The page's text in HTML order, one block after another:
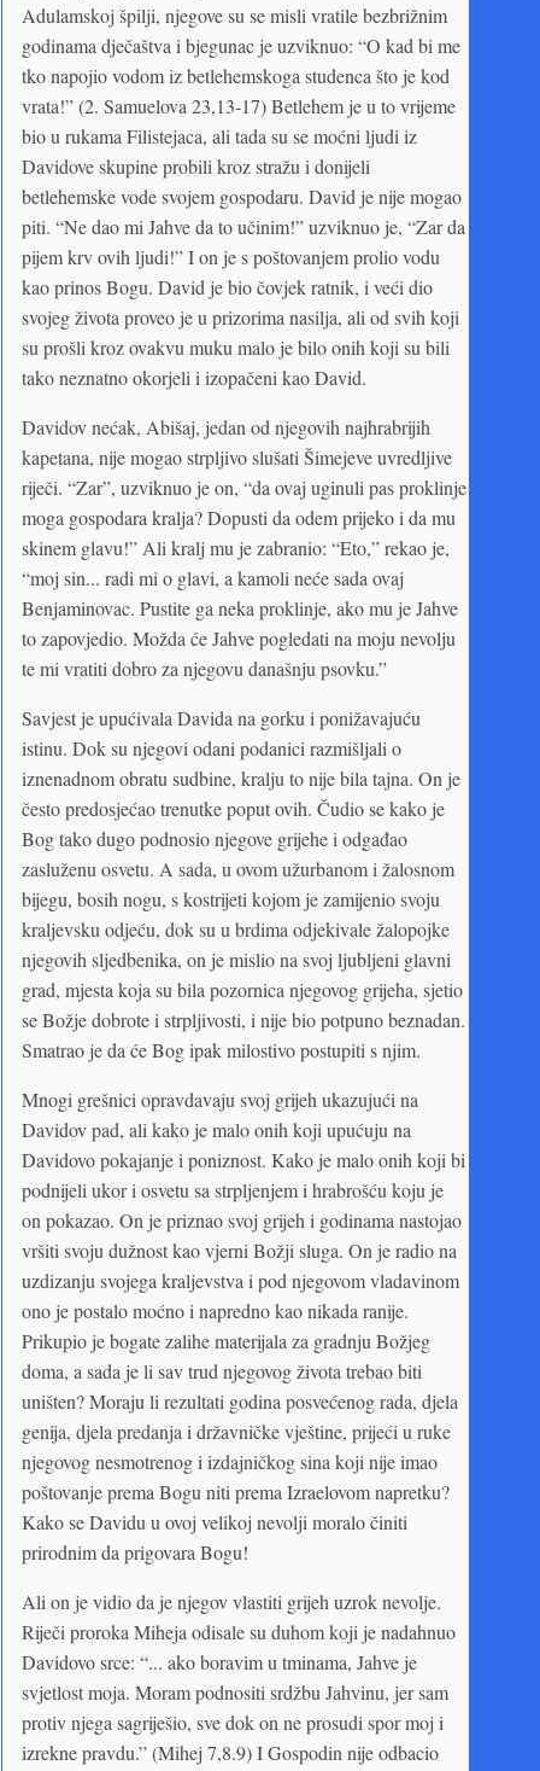
Adulamskoj špilji, njegove su se misli vratile bezbrižnim
godinama dječaštva i bjegunac je uzviknuo: “O kad bi me
tko napojio vodom iz betlehemskoga studenca što je kod
vrata!” (2. Samuelova 23,13-17) Betlehem je u to vrijeme
bio u rukama Filistejaca, ali tada su se moćni ljudi iz
Davidove skupine probili kroz stražu i donijeli
betlehemske vode svojem gospodaru. David je nije mogao
piti. “Ne dao mi Jahve da to učinim!” uzviknuo je, “Zar da
pijem krv ovih ljudi!” I on je s poštovanjem prolio vodu
kao prinos Bogu. David je bio čovjek ratnik, i veći dio
svojeg života proveo je u prizorima nasilja, ali od svih koji
su prošli kroz ovakvu muku malo je bilo onih koji su bili
tako neznatno okorjeli i izopačeni kao David.
Davidov nećak, Abišaj, jedan od njegovih najhrabrijih
kapetana, nije mogao strpljivo slušati Šimejeve uvredljive
riječi. “Zar”, uzviknuo je on, “da ovaj uginuli pas proklinje
moga gospodara kralja? Dopusti da odem prijeko i da mu
skinem glavu!” Ali kralj mu je zabranio: “Eto,” rekao je,
“moj sin... radi mi o glavi, a kamoli neće sada ovaj
Benjaminovac. Pustite ga neka proklinje, ako mu je Jahve
to zapovjedio. Možda će Jahve pogledati na moju nevolju
te mi vratiti dobro za njegovu današnju psovku.”
Savjest je upućivala Davida na gorku i ponižavajuću
istinu. Dok su njegovi odani podanici razmišljali o
iznenadnom obratu sudbine, kralju to nije bila tajna. On je
često predosjećao trenutke poput ovih. Čudio se kako je
Bog tako dugo podnosio njegove grijehe i odgađao
zasluženu osvetu. A sada, u ovom užurbanom i žalosnom
bijegu, bosih nogu, s kostrijeti kojom je zamijenio svoju
kraljevsku odjeću, dok su u brdima odjekivale žalopojke
njegovih sljedbenika, on je mislio na svoj ljubljeni glavni
grad, mjesta koja su bila pozornica njegovog grijeha, sjetio
se Božje dobrote i strpljivosti, i nije bio potpuno beznadan.
Smatrao je da će Bog ipak milostivo postupiti s njim.
Mnogi grešnici opravdavaju svoj grijeh ukazujući na
Davidov pad, ali kako je malo onih koji upućuju na
Davidovo pokajanje i poniznost. Kako je malo onih koji bi
podnijeli ukor i osvetu sa strpljenjem i hrabrošću koju je
on pokazao. On je priznao svoj grijeh i godinama nastojao
vršiti svoju dužnost kao vjerni Božji sluga. On je radio na
uzdizanju svojega kraljevstva i pod njegovom vladavinom
ono je postalo moćno i napredno kao nikada ranije.
Prikupio je bogate zalihe materijala za gradnju Božjeg
doma, a sada je li sav trud njegovog života trebao biti
uništen? Moraju li rezultati godina posvećenog rada, djela
genija, djela predanja i državničke vještine, prijeći u ruke
njegovog nesmotrenog i izdajničkog sina koji nije imao
poštovanje prema Bogu niti prema Izraelovom napretku?
Kako se Davidu u ovoj velikoj nevolji moralo činiti
prirodnim da prigovara Bogu!
Ali on je vidio da je njegov vlastiti grijeh uzrok nevolje.
Riječi proroka Miheja odisale su duhom koji je nadahnuo
Davidovo srce: “... ako boravim u tminama, Jahve je
svjetlost moja. Moram podnositi srdžbu Jahvinu, jer sam
protiv njega sagriješio, sve dok on ne prosudi spor moj i
izrekne pravdu.” (Mihej 7,8.9) I Gospodin nije odbacio